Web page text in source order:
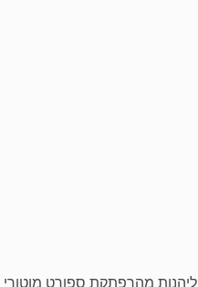
ליהנות מהרפתקת ספורט מוטורי